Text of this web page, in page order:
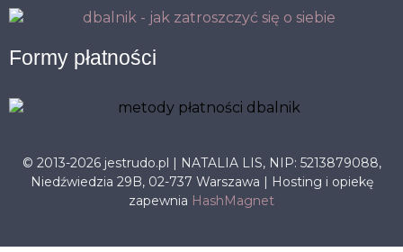
Formy płatności
© 2013-2026 jestrudo.pl | NATALIA LIS, NIP: 5213879088,
Niedźwiedzia 29B, 02-737 Warszawa | Hosting i opiekę
zapewnia HashMagnet